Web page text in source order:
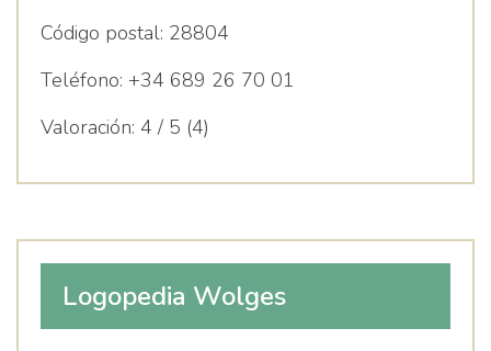
Código postal: 28804
Teléfono: +34 689 26 70 01
Valoración: 4 / 5 (4)
Logopedia Wolges